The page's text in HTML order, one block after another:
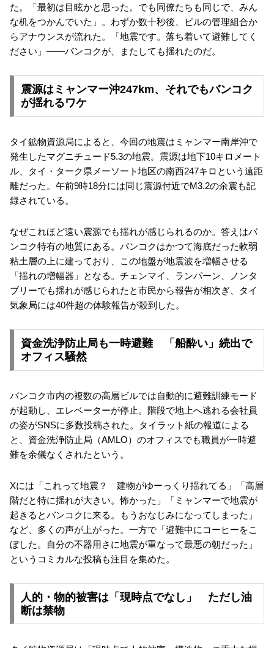
た。「最初は目眩かと思った。でも同僚たちも同じで、みん
な机をつかんでいた」。わずか数十秒後、ビルの管理組合か
らアナウンスが流れた。「地震です。落ち着いて避難してく
ださい」——バンコクが、またしても揺れたのだ。
震源はミャンマー沖247km、それでもバンコク
が揺れるワケ
タイ鉱物資源局によると、今回の地震はミャンマー南岸沖で
発生したマグニチュード5.3の地震。震源は地下10キロメート
ル、タイ・ターク県メーソート地区の南西247キロという遠距
離だった。午前9時18分には同じ震源付近でM3.2の余震も記
録されている。
なぜこれほど遠い震源でも揺れが感じられるのか。答えはバ
ンコク特有の地質にある。バンコクはかつて海底だった軟弱
粘土層の上に建っており、この地盤が地震波を増幅させる
「揺れの増幅器」となる。チェンマイ、ランパーン、ノンタ
ブリーでも揺れが感じられたと市民から報告が相次ぎ、タイ
気象局には40件超の体験報告が殺到した。
資金洗浄防止局も一時避難 「船酔い」続出で
オフィス騒然
バンコク市内の複数の高層ビルでは自動的に避難訓練モード
が起動し、エレベーターが停止。階段で地上へ逃れる会社員
の姿がSNSに多数投稿された。タイラット紙の報道による
と、資金洗浄防止局（AMLO）のオフィスでも職員が一時避
難を余儀なくされたという。
Xには「これって地震？ 建物がゆーっくり揺れてる」「高層
階だと特に揺れが大きい。怖かった」「ミャンマーで地震が
起きるとバンコクに来る。もうおなじみになってしまった」
など、多くの声が上がった。一方で「避難中にコーヒーをこ
ぼした。自分の不器用さに地震が重なって最悪の朝だった」
というコミカルな投稿も注目を集めた。
人的・物的被害は「現時点でなし」 ただし油
断は禁物